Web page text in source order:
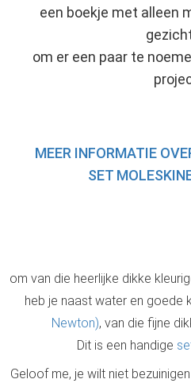
een boekje met alleen
om er een paar te
MEER INFORMATIE
SET
om van die heerlijke dikke
heb je naast water en goede
Newton), van die fijne
Dit is een handige
Geloof me, je wilt niet